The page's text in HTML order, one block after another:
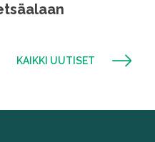
KAIKKI UUTISET